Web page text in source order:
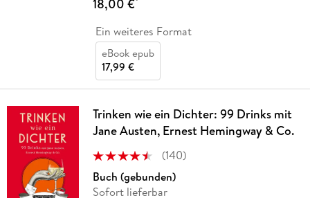
18,00 €
Ein weiteres Format
eBook epub
17,99 €
Trinken wie ein Dichter: 99 Drinks mit
Jane Austen, Ernest Hemingway & Co.
(140)
Buch (gebunden)
Sofort lieferbar